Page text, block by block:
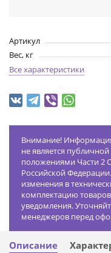
Артикул
Вес, кг
Все характеристики
Внимание!
не является
положениями Части 2
Российской
изменения в
комплектацию
уведомления.
менеджеров перед
Описание